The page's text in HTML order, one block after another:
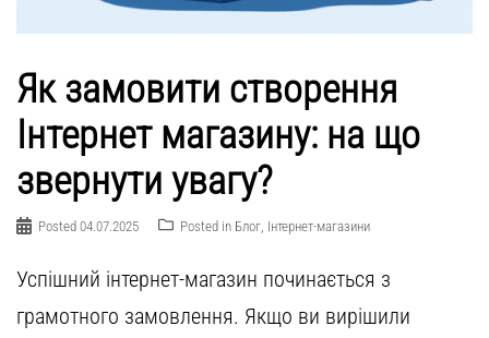
Як замовити створення
Інтернет магазину: на що
звернути увагу?
Posted 04.07.2025 Posted in Блог Інтернет-магазини
Успішний інтернет-магазин починається з
грамотного замовлення. Якщо ви вирішили